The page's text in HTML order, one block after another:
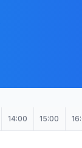
14:00 15:00